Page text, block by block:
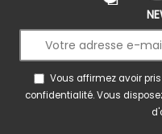
Vous affirmez avoir
confidentialité. Vous